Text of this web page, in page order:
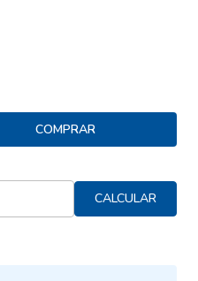
COMPRAR
CALCULAR